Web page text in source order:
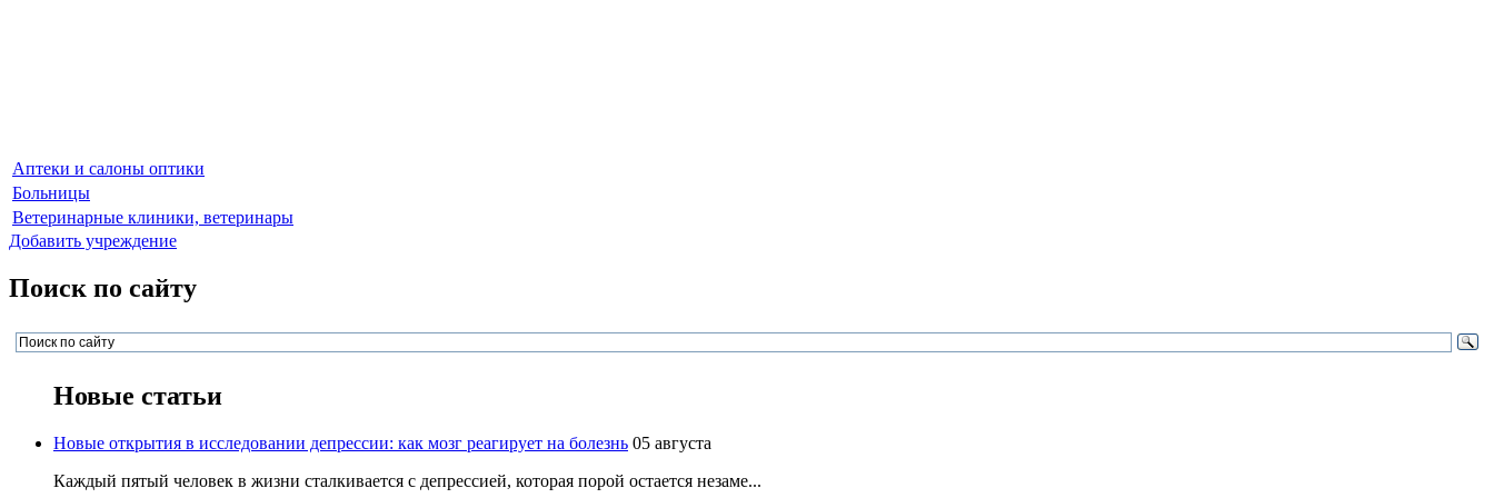
Аптеки и салоны оптики
Больницы
Ветеринарные клиники, ветеринары
Добавить учреждение
Поиск по сайту
Новые статьи
Новые открытия в исследовании депрессии: как мозг реагирует на болезнь 05 августа
Каждый пятый человек в жизни сталкивается с депрессией, которая порой остается незаме...